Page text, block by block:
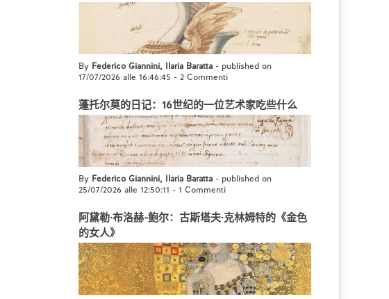
By Federico Giannini, Ilaria Baratta - published on
17/07/2026 alle 16:46:45 - 2 Commenti
蓬托尔莫的日记：16世纪的一位艺术家吃些什么
By Federico Giannini, Ilaria Baratta - published on
25/07/2026 alle 12:50:11 - 1 Commenti
阿黛勒·布洛赫-鲍尔：古斯塔夫·克林姆特的《金色
的女人》